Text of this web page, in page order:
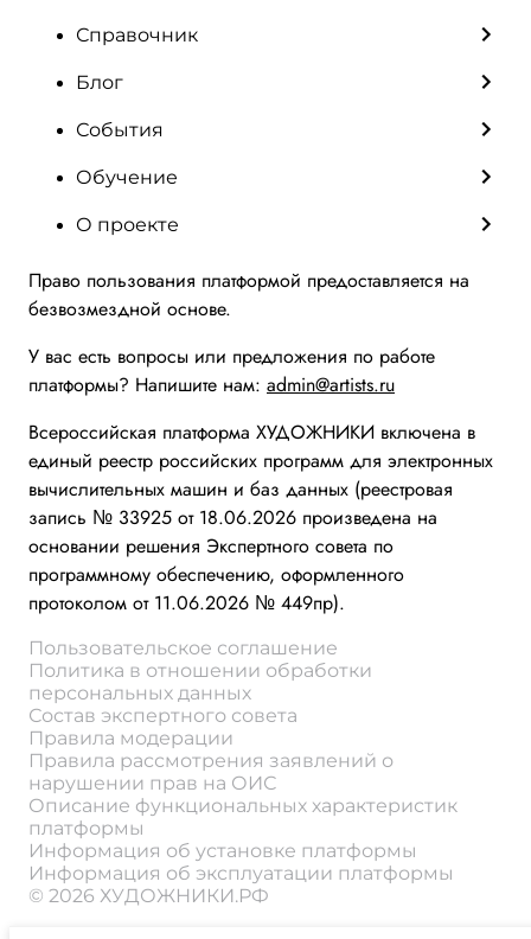
Справочник
Блог
События
Обучение
О проекте
Право пользования платформой предоставляется на
безвозмездной основе.
У вас есть вопросы или предложения по работе
платформы? Напишите нам: admin@artists.ru
Всероссийская платформа ХУДОЖНИКИ включена в
единый реестр российских программ для электронных
вычислительных машин и баз данных (реестровая
запись № 33925 от 18.06.2026 произведена на
основании решения Экспертного совета по
программному обеспечению, оформленного
протоколом от 11.06.2026 № 449пр).
Пользовательское соглашение
Политика в отношении обработки
персональных данных
Состав экспертного совета
Правила модерации
Правила рассмотрения заявлений о
нарушении прав на ОИС
Описание функциональных характеристик
платформы
Информация об установке платформы
Информация об эксплуатации платформы
© 2026 ХУДОЖНИКИ.РФ